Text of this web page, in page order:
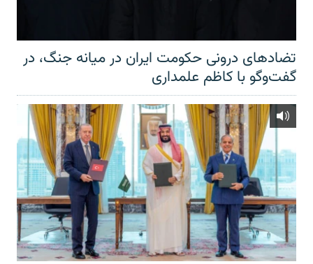
تضادهای درونی حکومت ایران در میانه جنگ، در
گفت‌‌وگو با کاظم علمداری